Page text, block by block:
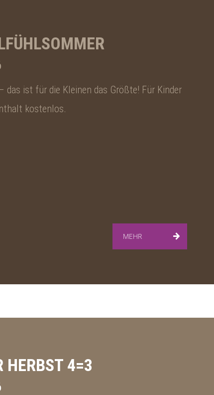
das ist für die Kleinen das Größte! Für Kinder
kostenlos.
MEHR
HERBST 4=3